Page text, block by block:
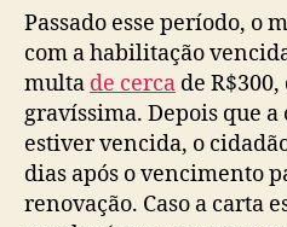
Passado esse período, o
com a habilitação
multa de cerca de
gravíssima. Depois que
estiver vencida, o
dias após o vencimento
renovação. Caso a carta